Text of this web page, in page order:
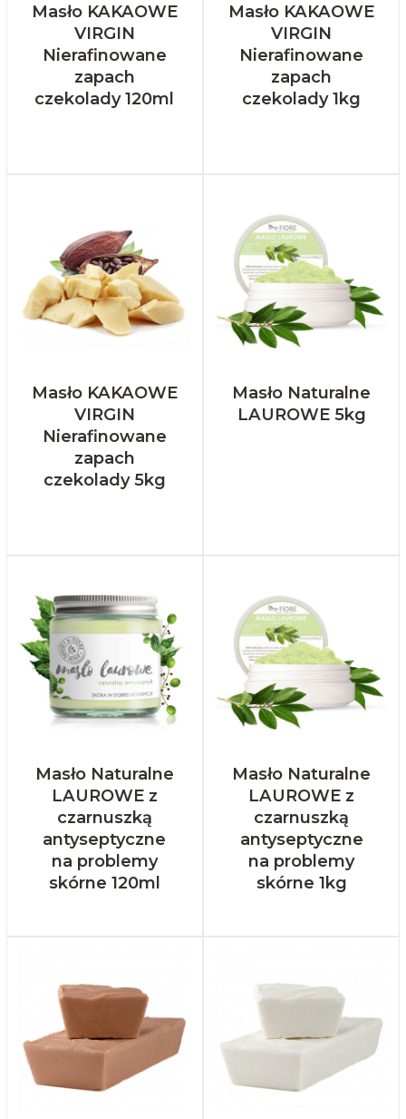
Masło KAKAOWE
VIRGIN
Nierafinowane
zapach
czekolady 120ml
Masło KAKAOWE
VIRGIN
Nierafinowane
zapach
czekolady 1kg
Masło KAKAOWE
VIRGIN
Nierafinowane
zapach
czekolady 5kg
Masło Naturalne
LAUROWE 5kg
Masło Naturalne
LAUROWE z
czarnuszką
antyseptyczne
na problemy
skórne 120ml
Masło Naturalne
LAUROWE z
czarnuszką
antyseptyczne
na problemy
skórne 1kg